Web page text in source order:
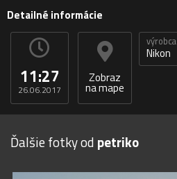
Detailné informácie
11:27
26.06.2017
Zobraz
na mape
výrobca
Nikon
Ďalšie fotky od petriko